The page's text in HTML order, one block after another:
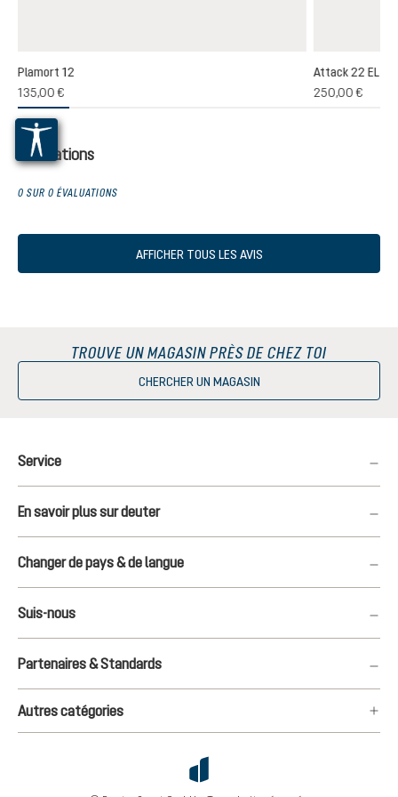
de 5 sur 5 étoiles
Plamort 12
135,00 €
Attack 22 EL
250,00 €
Évaluations
0 SUR 0 ÉVALUATIONS
AFFICHER TOUS LES AVIS
TROUVE UN MAGASIN PRÈS DE CHEZ TOI
CHERCHER UN MAGASIN
Service
En savoir plus sur deuter
Changer de pays & de langue
Suis-nous
Partenaires & Standards
Autres catégories